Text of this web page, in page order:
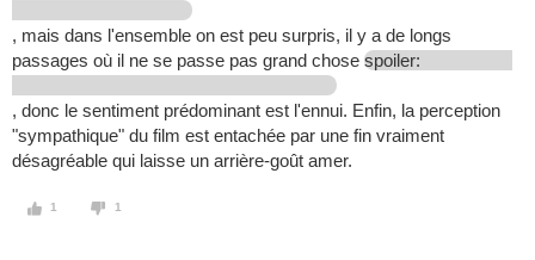
, mais dans l'ensemble on est peu surpris, il y a de longs
passages où il ne se passe pas grand chose spoiler:
, donc le sentiment prédominant est l'ennui. Enfin, la perception
"sympathique" du film est entachée par une fin vraiment
désagréable qui laisse un arrière-goût amer.
1 1